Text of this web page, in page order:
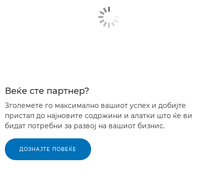
Веќе сте партнер?
Зголемете го максимално вашиот успех и добијте
пристап до најновите содржини и алатки што ќе ви
бидат потребни за развој на вашиот бизнис.
ДОЗНАЈТЕ ПОВЕЌЕ